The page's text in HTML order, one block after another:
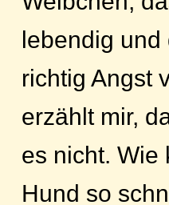
lebendig und
richtig Angst
erzählt mir,
es nicht. Wie
Hund so